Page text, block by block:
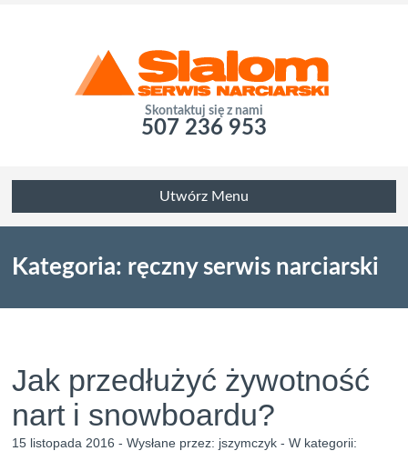
Skontaktuj się z nami
507 236 953
Utwórz Menu
Kategoria: ręczny serwis narciarski
Jak przedłużyć żywotność
nart i snowboardu?
15 listopada 2016 - Wysłane przez: jszymczyk - W kategorii: